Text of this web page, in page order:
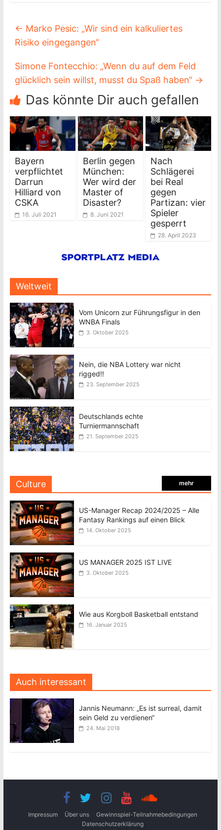
← Marko Pesic: „Wir sind ein kalkuliertes
Risiko eingegangen“
Simone Fontecchio: „Wenn du auf dem Feld
glücklich sein willst, musst du Spaß haben“ →
Das könnte Dir auch gefallen
Bayern
verpflichtet
Darrun
Hilliard von
CSKA
16. Juli 2021
Berlin gegen
München:
Wer wird der
Master of
Disaster?
8. Juni 2021
Nach
Schlägerei
bei Real
gegen
Partizan: vier
Spieler
gesperrt
28. April 2023
Weltweit
Vom Unicorn zur Führungsfigur in den
WNBA Finals
3. Oktober 2025
Nein, die NBA Lottery war nicht
rigged!!
23. September 2025
Deutschlands echte
Turniermannschaft
21. September 2025
Culture mehr
US-Manager Recap 2024/2025 – Alle
Fantasy Rankings auf einen Blick
14. Oktober 2025
US MANAGER 2025 IST LIVE
3. Oktober 2025
Wie aus Korgboll Basketball entstand
16. Januar 2025
Auch interessant
Jannis Neumann: „Es ist surreal, damit
sein Geld zu verdienen“
24. Mai 2018
Impressum Über uns
Gewinnspiel-Teilnahmebedingungen
Datenschutzerklärung